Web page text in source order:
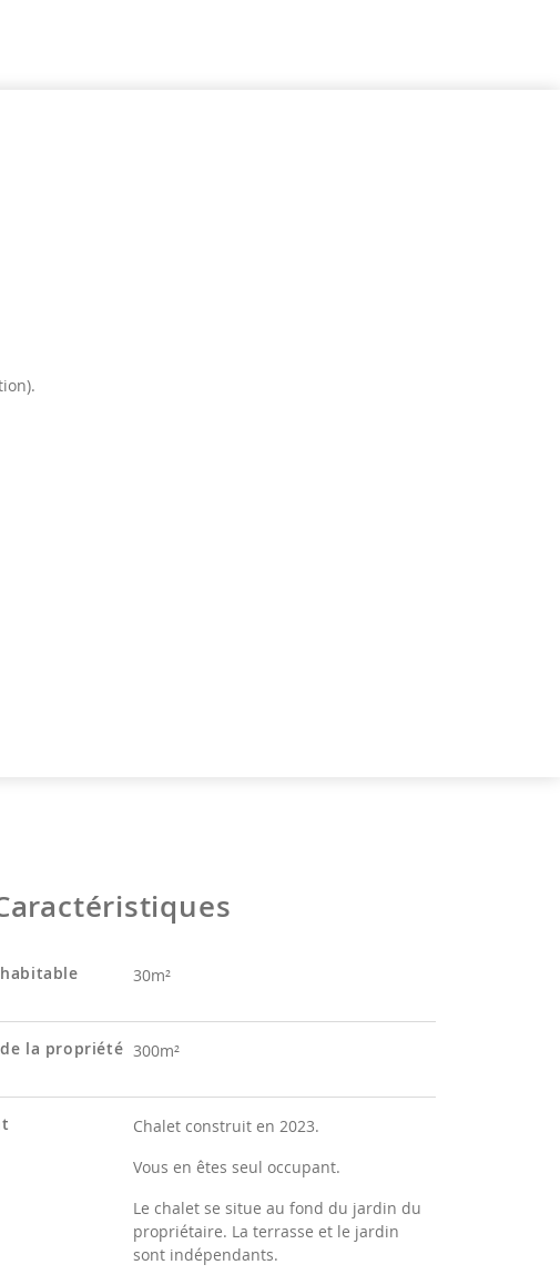
30m²
la propriété 300m²
Chalet construit en 2023.
Vous en êtes seul occupant.
Le chalet se situe au fond du jardin du
propriétaire. La terrasse et le jardin
sont indépendants.